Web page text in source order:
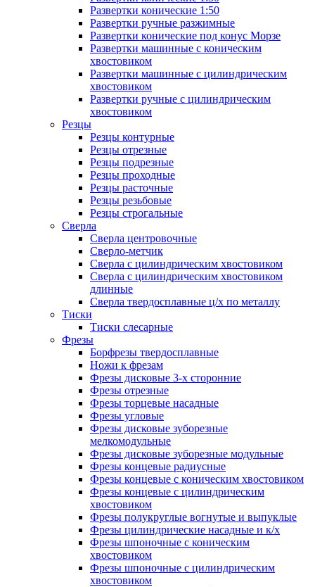
Развертки конические 1:50
Развертки ручные разжимные
Развертки конические под конус Морзе
Развертки машинные с коническим
хвостовиком
Развертки машинные с цилиндрическим
хвостовиком
Развертки ручные с цилиндрическим
хвостовиком
Резцы
Резцы контурные
Резцы отрезные
Резцы подрезные
Резцы проходные
Резцы расточные
Резцы резьбовые
Резцы строгальные
Сверла
Сверла центровочные
Сверло-метчик
Сверла с цилиндрическим хвостовиком
Сверла с цилиндрическим хвостовиком
длинные
Сверла твердосплавные ц/х по металлу
Тиски
Тиски слесарные
Фрезы
Борфрезы твердосплавные
Ножи к фрезам
Фрезы дисковые 3-х сторонние
Фрезы отрезные
Фрезы торцевые насадные
Фрезы угловые
Фрезы дисковые зуборезные
мелкомодульные
Фрезы дисковые зуборезные модульные
Фрезы концевые радиусные
Фрезы концевые с коническим хвостовиком
Фрезы концевые с цилиндрическим
хвостовиком
Фрезы полукруглые вогнутые и выпуклые
Фрезы цилиндрические насадные и к/х
Фрезы шпоночные с коническим
хвостовиком
Фрезы шпоночные с цилиндрическим
хвостовиком